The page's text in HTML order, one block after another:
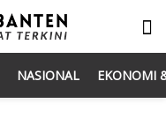
NASIONAL EKONOMI